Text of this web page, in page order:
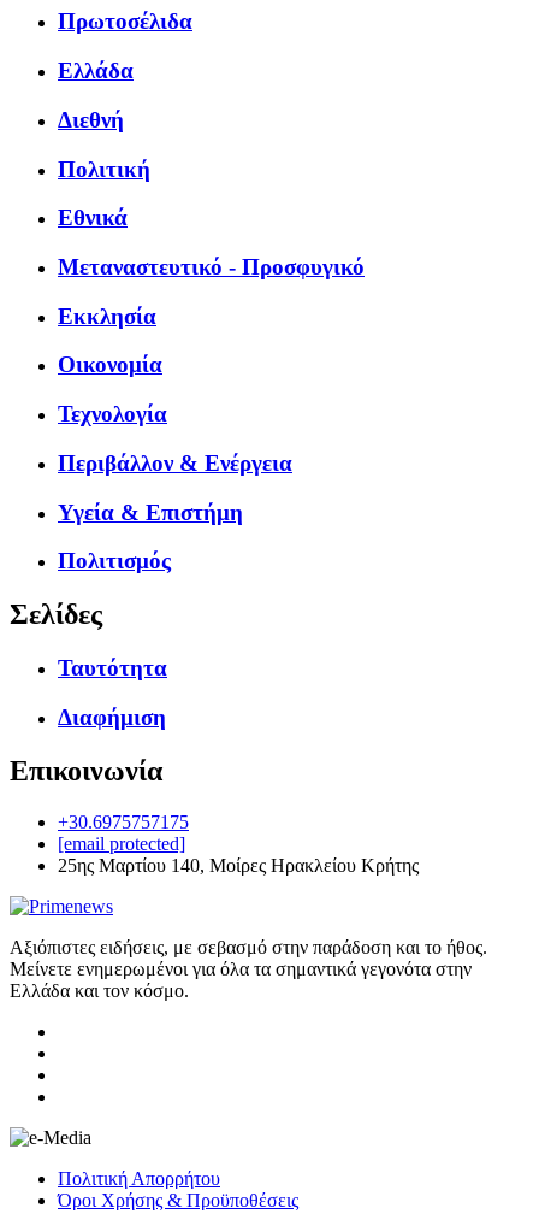
Πρωτοσέλιδα
Ελλάδα
Διεθνή
Πολιτική
Εθνικά
Μεταναστευτικό - Προσφυγικό
Εκκλησία
Οικονομία
Τεχνολογία
Περιβάλλον & Ενέργεια
Υγεία & Επιστήμη
Πολιτισμός
Σελίδες
Ταυτότητα
Διαφήμιση
Επικοινωνία
+30.6975757175
[email protected]
25ης Μαρτίου 140, Μοίρες Ηρακλείου Κρήτης
Αξιόπιστες ειδήσεις, με σεβασμό στην παράδοση και το ήθος.
Μείνετε ενημερωμένοι για όλα τα σημαντικά γεγονότα στην
Ελλάδα και τον κόσμο.
Πολιτική Απορρήτου
Όροι Χρήσης & Προϋποθέσεις